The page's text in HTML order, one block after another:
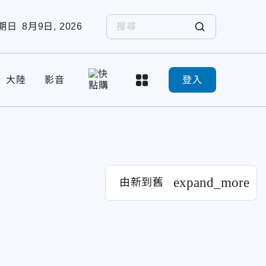
日 8月9日, 2026
大陸 影音 登入
由新到舊 expand_more